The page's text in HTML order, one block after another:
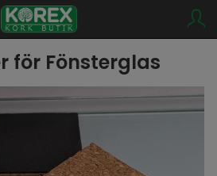
för Fönsterglas